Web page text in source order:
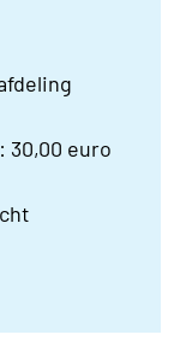
30,00 euro